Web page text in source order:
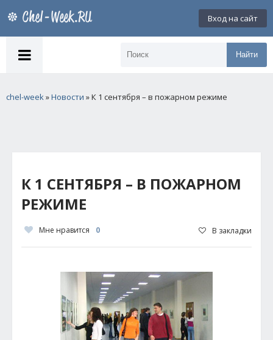
Вход на сайт
Найти
chel-week»Новости » К 1 сентября – в пожарном режиме
К 1 СЕНТЯБРЯ – В ПОЖАРНОМ
РЕЖИМЕ
Мне нравится 0 В закладки